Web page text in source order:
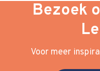
Bezoek
Voor meer